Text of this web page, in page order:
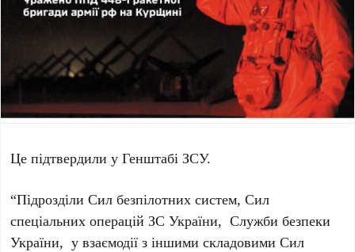
Це підтвердили у Генштабі ЗСУ.
“Підрозділи Сил безпілотних систем, Сил
спеціальних операцій ЗС України, Служби безпеки
України, у взаємодії з іншими складовими Сил